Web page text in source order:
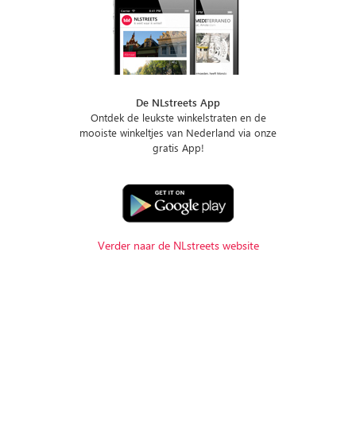
De NLstreets App
Ontdek de leukste winkelstraten en de
mooiste winkeltjes van Nederland via onze
gratis App!
Verder naar de NLstreets website